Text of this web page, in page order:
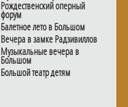
Рождественский оперный
форум
Балетное лето в Большом
Вечера в замке Радзивиллов
Музыкальные вечера в
Большом
Большой театр детям